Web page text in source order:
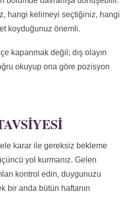
hangi kelimeyi seçtiğiniz, hangi
koyduğunuz önemli.
kapanmak değil; dış olayın
okuyup ona göre pozisyon
karar ile gereksiz bekleme
yol kurmanız. Gelen
kontrol edin, duygunuzu
bir anda bütün haftanın